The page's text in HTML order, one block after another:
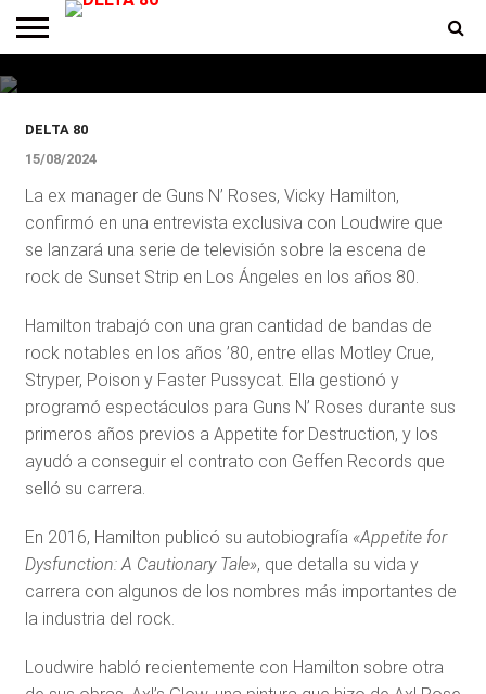
PREMIOS
PRODUCCIONES
PROGRAMACION
CONTACTO
HOMEPAGE
Habrá una serie de televisión
sobre Sunset Strip en los ’80
DELTA 80
15/08/2024
La ex manager de Guns N’ Roses, Vicky Hamilton,
confirmó en una entrevista exclusiva con Loudwire que
se lanzará una serie de televisión sobre la escena de
rock de Sunset Strip en Los Ángeles en los años 80.
Hamilton trabajó con una gran cantidad de bandas de
rock notables en los años ’80, entre ellas Motley Crue,
Stryper, Poison y Faster Pussycat. Ella gestionó y
programó espectáculos para Guns N’ Roses durante sus
primeros años previos a Appetite for Destruction, y los
ayudó a conseguir el contrato con Geffen Records que
selló su carrera.
En 2016, Hamilton publicó su autobiografía «Appetite for
Dysfunction: A Cautionary Tale», que detalla su vida y
carrera con algunos de los nombres más importantes de
la industria del rock.
Loudwire habló recientemente con Hamilton sobre otra